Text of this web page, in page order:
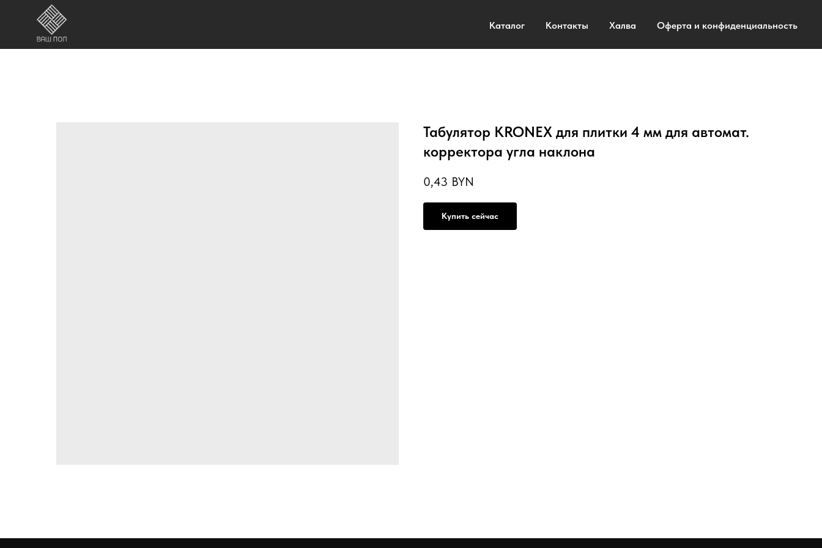
Каталог Контакты Халва Оферта и конфиденциальность
Табулятор KRONEX для плитки 4 мм для автомат.
корректора угла наклона
0,43 BYN
Купить сейчас